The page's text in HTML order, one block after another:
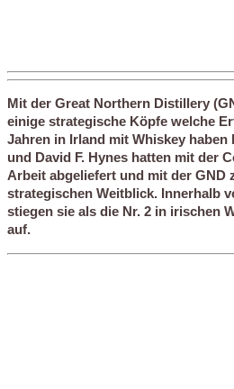
Mit der Great Northern Distillery
einige strategische Köpfe welche
Jahren in Irland mit Whiskey haben
und David F. Hynes hatten mit der
Arbeit abgeliefert und mit der GND
strategischen Weitblick. Innerhalb
stiegen sie als die Nr. 2 in irischen
auf.